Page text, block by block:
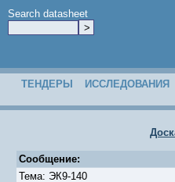
Search datasheet
ТЕНДЕРЫ ИССЛЕДОВАНИЯ
Сообщение:
Тема: ЭК9-140